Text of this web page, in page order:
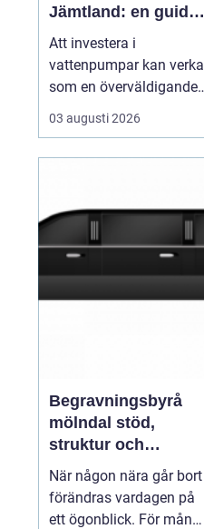
Jämtland: en guide
till hållbara och
effektiva lösningar
Att investera i
vattenpumpar kan verka
som en överväldigande
uppgift, speciellt om
man bor i ett så unikt
robusta miljö är det
viktigt att v&...
03 augusti 2026
Begravningsbyrå
mölndal stöd,
struktur och
omtanke i en svår
tid
När någon nära går bort
förändras vardagen på
ett ögonblick. För många